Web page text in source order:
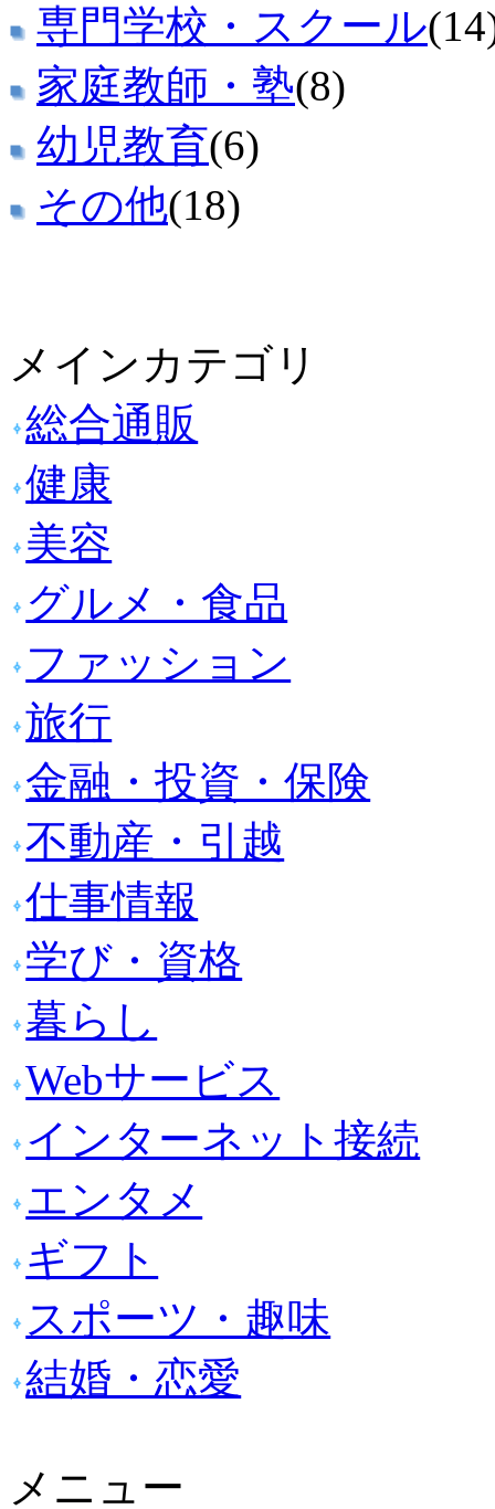
専門学校・スクール
家庭教師・塾(8)
幼児教育(6)
その他(18)
メインカテゴリ
総合通販
健康
美容
グルメ・食品
ファッション
旅行
金融・投資・保険
不動産・引越
仕事情報
学び・資格
暮らし
Webサービス
インターネット接続
エンタメ
ギフト
スポーツ・趣味
結婚・恋愛
メニュー